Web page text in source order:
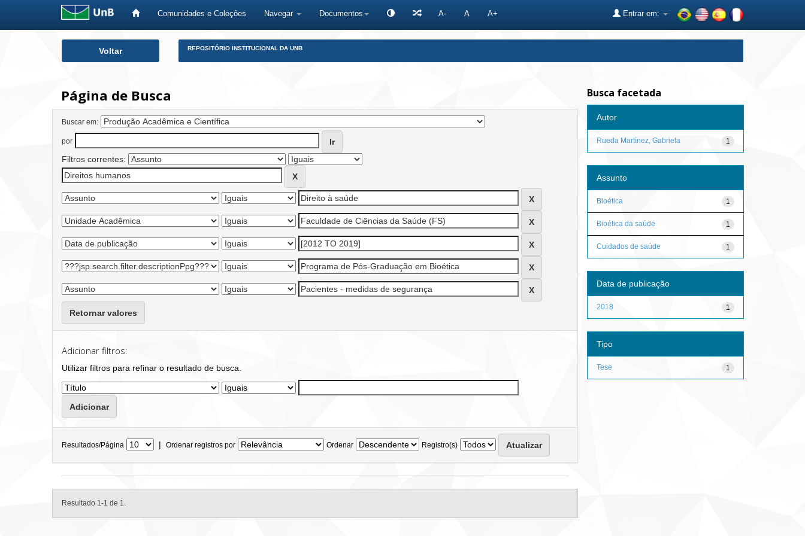
Comunidades e Coleções Navegar Documentos A- A A+ Entrar em:
Voltar REPOSITÓRIO INSTITUCIONAL DA UNB
Página de Busca
Buscar em:
por
Filtros correntes:
Retornar valores
Adicionar filtros:
Utilizar filtros para refinar o resultado de busca.
Resultados/Página | Ordenar registros por Ordenar Registro(s)
Resultado 1-1 de 1.
Busca facetada
Autor
1
Rueda Martínez, Gabriela
Assunto
1
Bioética
1
Bioética da saúde
1
Cuidados de saúde
Data de publicação
1
2018
Tipo
1
Tese